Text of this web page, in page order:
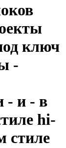
ключ
-
- и - в
hi-
стиле